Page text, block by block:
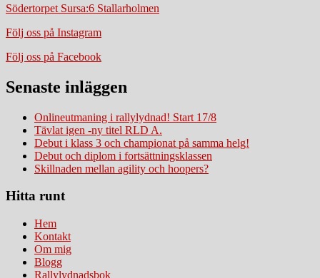
Södertorpet Sursa:6 Stallarholmen
Följ oss på Instagram
Följ oss på Facebook
Senaste inläggen
Onlineutmaning i rallylydnad! Start 17/8
Tävlat igen -ny titel RLD A.
Debut i klass 3 och championat på samma helg!
Debut och diplom i fortsättningsklassen
Skillnaden mellan agility och hoopers?
Hitta runt
Hem
Kontakt
Om mig
Blogg
Rallylydnadsbok